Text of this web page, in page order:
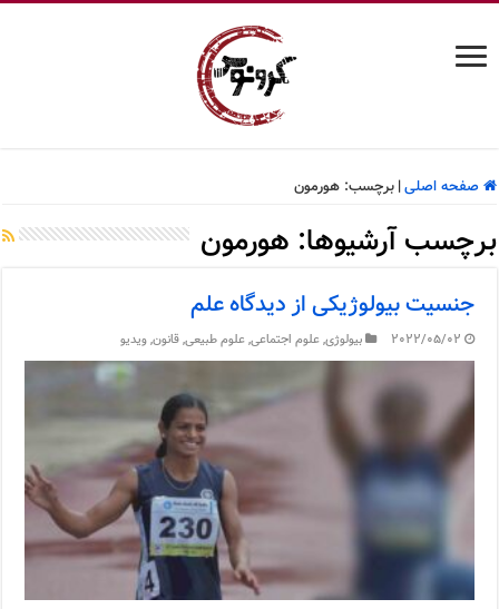
صفحه اصلی| برچسب:هورمون
برچسب آرشیوها: هورمون
جنسیت بیولوژیکی از دیدگاه علم
2022/05/02 بیولوژی,علوم اجتماعی,علوم طبیعی,قانون,ویدیو